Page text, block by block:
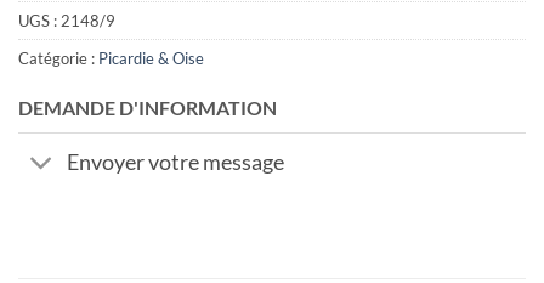
UGS : 2148/9
Catégorie : Picardie & Oise
DEMANDE D'INFORMATION
Envoyer votre message